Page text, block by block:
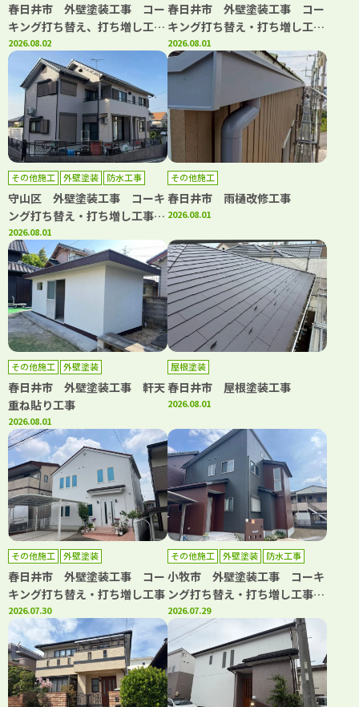
春日井市 外壁塗装工事 コー
キング打ち替え、打ち増し工
事 屋根カバー工事 ベランダ
トップコート工事 浴室改修工
事 洗面台取り換え工事 キッ
チン取り換え工事
2026.08.02
春日井市 外壁塗装工事 コー
キング打ち替え・打ち増し工
事 屋根塗装工事 ベランダト
ップコート工事
2026.08.01
その他施工 外壁塗装 防水工事
守山区 外壁塗装工事 コーキ
ング打ち替え・打ち増し工事
ベランダ防水工事
2026.08.01
その他施工
春日井市 雨樋改修工事
2026.08.01
その他施工 外壁塗装
春日井市 外壁塗装工事 軒天
重ね貼り工事
2026.08.01
屋根塗装
春日井市 屋根塗装工事
2026.08.01
その他施工 外壁塗装
春日井市 外壁塗装工事 コー
キング打ち替え・打ち増し工事
2026.07.30
その他施工 外壁塗装 防水工事
小牧市 外壁塗装工事 コーキ
ング打ち替え・打ち増し工事
屋根カバー工事 防水工事
2026.07.29